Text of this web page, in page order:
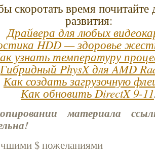
скоротать время почитайте
развития:
Драйвера для любых
HDD — здоровье
узнать температуру
Гибридный PhysX для AMD
Как создать загрузочную
Как обновить DirectX 9-11
материала
$ пожеланиями